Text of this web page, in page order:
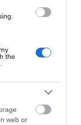
the
web or
Πότε και